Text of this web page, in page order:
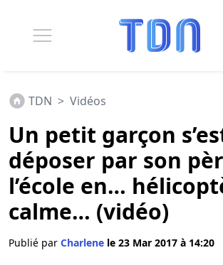
TDN > Vidéos
Un petit garçon
déposer par son
l’école en…
calme… (vidéo)
Publié par Charlene le 23 Mar 2017 à 14:20